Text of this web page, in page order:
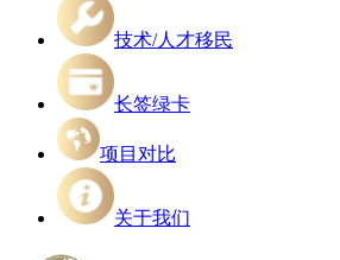
技术/人才移民
长签绿卡
项目对比
关于我们